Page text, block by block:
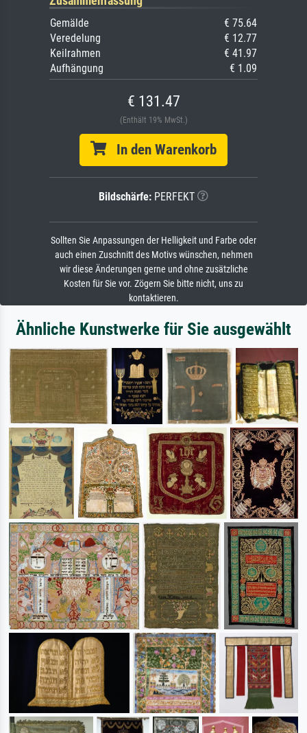
Gemälde
€ 75.64
Veredelung
€ 12.77
Keilrahmen
€ 41.97
Aufhängung
€ 1.09
€ 131.47
(Enthält 19% MwSt.)
In den Warenkorb
Bildschärfe: PERFEKT
Sollten Sie Anpassungen der Helligkeit und Farbe oder
auch einen Zuschnitt des Motivs wünschen, nehmen
wir diese Änderungen gerne und ohne zusätzliche
Kosten für Sie vor. Zögern Sie bitte nicht, uns zu
kontaktieren.
Ähnliche Kunstwerke für Sie ausgewählt